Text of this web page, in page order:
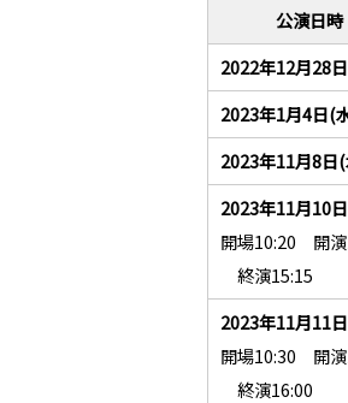
公演日時
2022年12月28日
2023年1月4日(水
2023年11月8日(
2023年11月10日
開場10:20 開演
終演15:15
2023年11月11日
開場10:30 開演
終演16:00